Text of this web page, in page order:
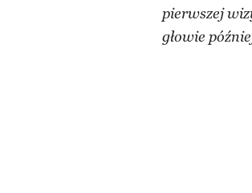
pierwszej
głowie